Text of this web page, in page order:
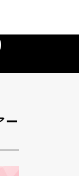
ー